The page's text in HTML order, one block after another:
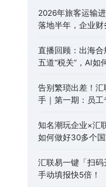
2026年旅客运输
落地半年，企业财
直播回顾：出海
五道“税关”，AI如
告别繁琐出差！
手｜第一期：员
知名潮玩企业×汇
如何做好30多个
汇联易一键「扫
手动填报快5倍！